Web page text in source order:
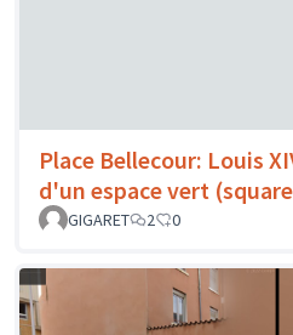
Place Bellecour: Louis
d'un espace vert
GIGARET
2 0